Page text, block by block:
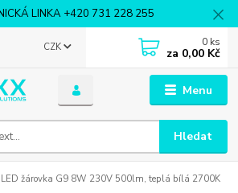
LINKA +420 731 228 255
Menu
CZK
Hledat
0 ks
za 0,00 Kč
LED žárovka G9 8W 230V 500lm, teplá bílá 2700K